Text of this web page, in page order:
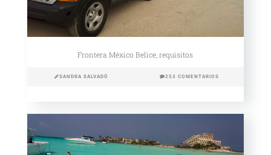
Frontera México Belice, requisitos
SANDRA SALVADÓ 253 COMENTARIOS